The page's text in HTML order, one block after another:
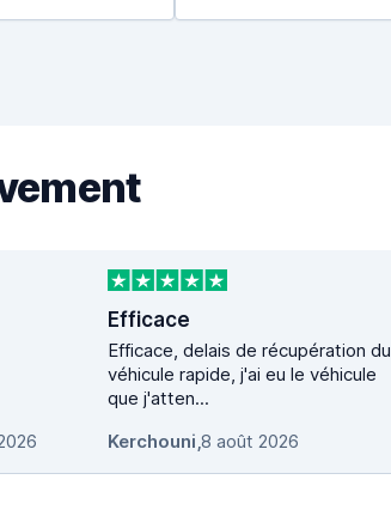
Efficace
Efficace, delais de récupération du
véhicule rapide, j'ai eu le véhicule
que j'atten...
Kerchouni,8 août 2026